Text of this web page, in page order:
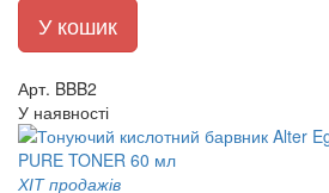
У кошик
Арт. BBB2
У наявності
ХІТ продажів